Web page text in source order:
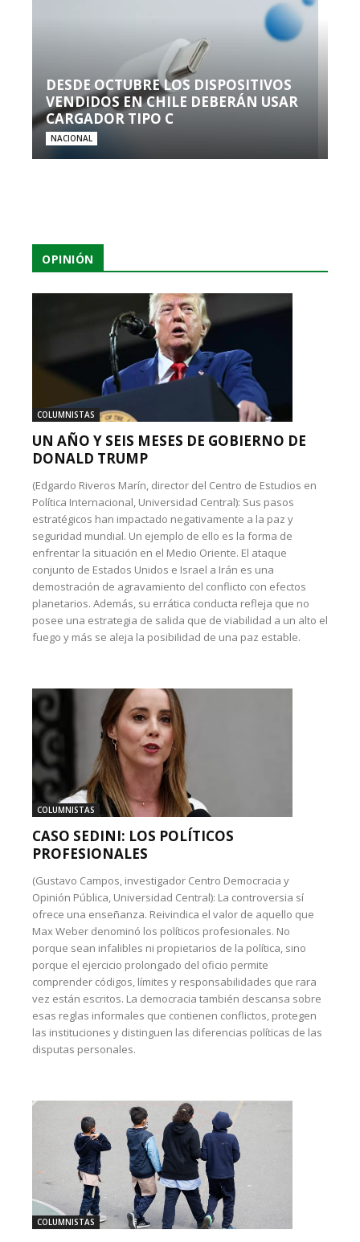
DESDE OCTUBRE LOS DISPOSITIVOS
VENDIDOS EN CHILE DEBERÁN USAR
CARGADOR TIPO C
NACIONAL
OPINIÓN
COLUMNISTAS
UN AÑO Y SEIS MESES DE GOBIERNO DE
DONALD TRUMP
(Edgardo Riveros Marín, director del Centro de Estudios en
Política Internacional, Universidad Central): Sus pasos
estratégicos han impactado negativamente a la paz y
seguridad mundial. Un ejemplo de ello es la forma de
enfrentar la situación en el Medio Oriente. El ataque
conjunto de Estados Unidos e Israel a Irán es una
demostración de agravamiento del conflicto con efectos
planetarios. Además, su errática conducta refleja que no
posee una estrategia de salida que de viabilidad a un alto el
fuego y más se aleja la posibilidad de una paz estable.
COLUMNISTAS
CASO SEDINI: LOS POLÍTICOS
PROFESIONALES
(Gustavo Campos, investigador Centro Democracia y
Opinión Pública, Universidad Central): La controversia sí
ofrece una enseñanza. Reivindica el valor de aquello que
Max Weber denominó los políticos profesionales. No
porque sean infalibles ni propietarios de la política, sino
porque el ejercicio prolongado del oficio permite
comprender códigos, límites y responsabilidades que rara
vez están escritos. La democracia también descansa sobre
esas reglas informales que contienen conflictos, protegen
las instituciones y distinguen las diferencias políticas de las
disputas personales.
COLUMNISTAS